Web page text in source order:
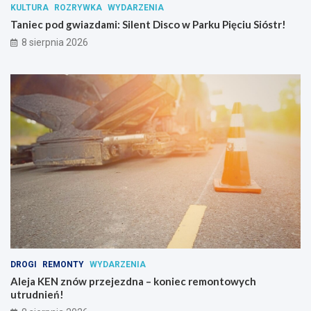
c
j
i
y
c
h
o
k
t
y
n
y
c
h
KULTURA ROZRYWKA WYDARZENIA
Taniec pod gwiazdami: Silent Disco w Parku Pięciu Sióstr!
8 sierpnia 2026
DROGI REMONTY WYDARZENIA
Aleja KEN znów przejezdna – koniec remontowych
utrudnień!